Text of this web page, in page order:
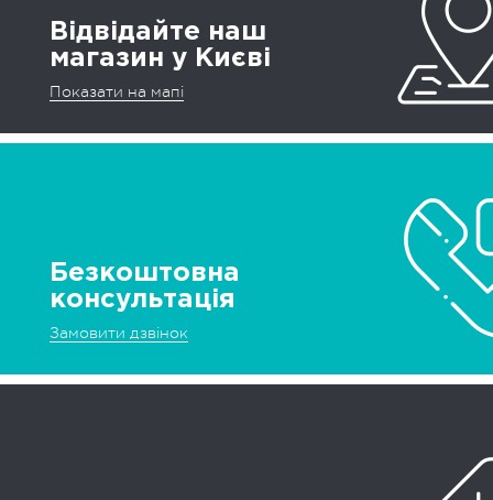
Відвідайте наш
магазин у Києві
Показати на мапі
Безкоштовна
консультація
Замовити дзвінок